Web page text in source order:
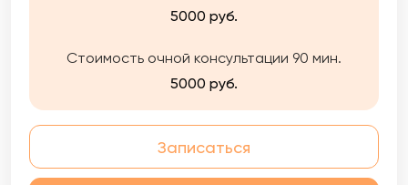
5000 руб.
Стоимость очной консультации 90 мин.
5000 руб.
Записаться